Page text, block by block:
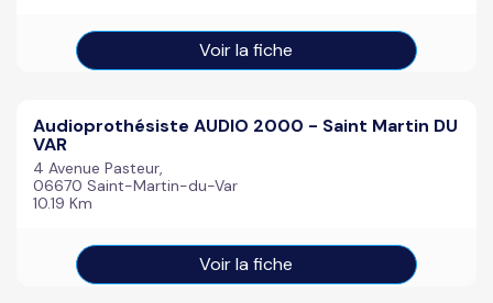
Voir la fiche
Audioprothésiste AUDIO 2000 - Saint Martin DU
VAR
4 Avenue Pasteur,
06670 Saint-Martin-du-Var
10.19 Km
Voir la fiche